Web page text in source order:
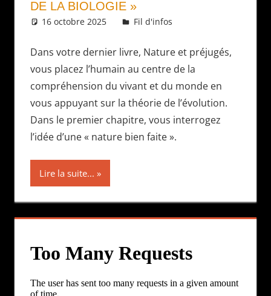
DE LA BIOLOGIE »
16 octobre 2025 Daniel
Fil d'infos
Dans votre dernier livre, Nature et préjugés,
vous placez l’humain au centre de la
compréhension du vivant et du monde en
vous appuyant sur la théorie de l’évolution.
Dans le premier chapitre, vous interrogez
l’idée d’une « nature bien faite ».
Lire la suite...